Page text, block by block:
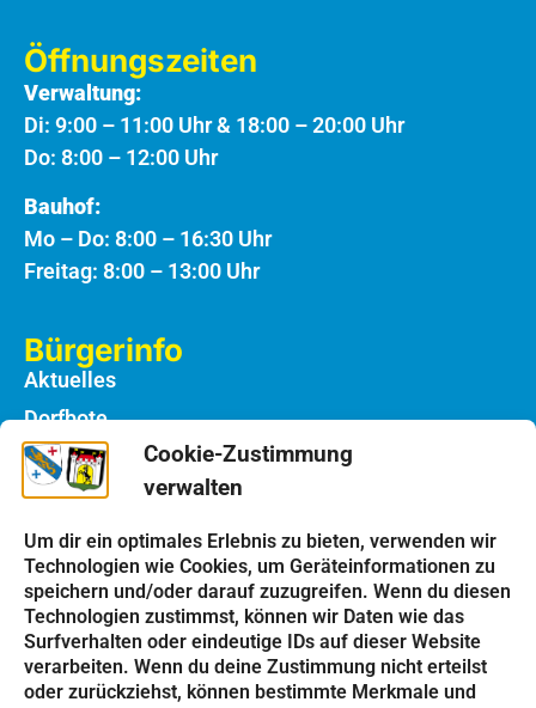
Cookie-Zustimmung
verwalten
Um dir ein optimales Erlebnis zu bieten, verwenden wir
Technologien wie Cookies, um Geräteinformationen zu
speichern und/oder darauf zuzugreifen. Wenn du diesen
Technologien zustimmst, können wir Daten wie das
Surfverhalten oder eindeutige IDs auf dieser Website
verarbeiten. Wenn du deine Zustimmung nicht erteilst
oder zurückziehst, können bestimmte Merkmale und
Öffnungszeiten
Verwaltung:
Di: 9:00 – 11:00 Uhr & 18:00 – 20:00 Uhr
Do: 8:00 – 12:00 Uhr
Bauhof:
Mo – Do: 8:00 – 16:30 Uhr
Freitag: 8:00 – 13:00 Uhr
Bürgerinfo
Aktuelles
Dorfbote
Rathaus
Notdienste
Bauhof
Einrichtungen
Kindergarten
Schulen